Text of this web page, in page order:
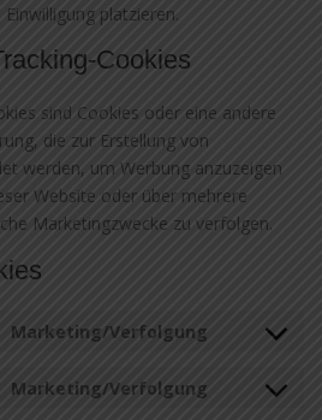
platzieren.
Cookies
sind Cookies oder eine andere
die zur Erstellung von
werden, um Werbung anzuzeigen
Website oder über mehrere
Marketingzwecke zu verfolgen.
Marketing/Verfolgung
Consent
service
Marketing/Verfolgung
Consent